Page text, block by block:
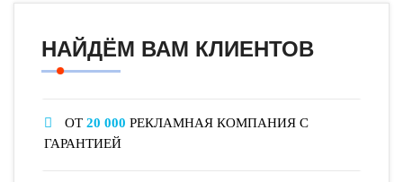
НАЙДЁМ ВАМ КЛИЕНТОВ
ОТ 20 000 РЕКЛАМНАЯ КОМПАНИЯ С
ГАРАНТИЕЙ